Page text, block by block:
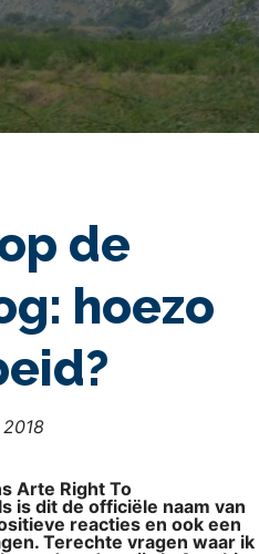
de
hoezo
Arte Right To
is dit de officiële naam van
reacties en ook een
Terechte vragen waar ik